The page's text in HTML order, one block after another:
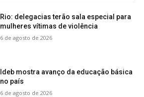
Rio: delegacias terão sala especial para
mulheres vítimas de violência
6 de agosto de 2026
Ideb mostra avanço da educação básica
no país
6 de agosto de 2026